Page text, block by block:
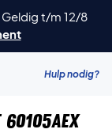
Geldig t/m 12/8
Hulp nodig?